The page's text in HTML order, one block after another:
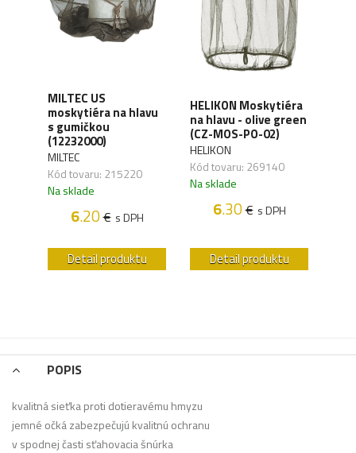
MILTEC US
moskytiéra na hlavu
s gumičkou
(12232000)
MILTEC
Kód tovaru: 215220
Na sklade
6.20€ s DPH
Detail produktu
HELIKON Moskytiéra
na hlavu - olive green
(CZ-MOS-PO-02)
HELIKON
Kód tovaru: 269140
Na sklade
6.30€ s DPH
Detail produktu
POPIS
kvalitná sieťka proti dotieravému hmyzu
jemné očká zabezpečujú kvalitnú ochranu
v spodnej časti sťahovacia šnúrka